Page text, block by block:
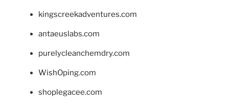
kingscreekadventures.com
antaeuslabs.com
purelycleanchemdry.com
WishOping.com
shoplegacee.com